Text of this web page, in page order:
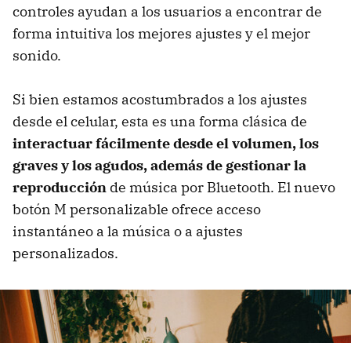
controles ayudan a los usuarios a encontrar de
forma intuitiva los mejores ajustes y el mejor
sonido.
Si bien estamos acostumbrados a los ajustes
desde el celular, esta es una forma clásica de
interactuar fácilmente desde el volumen, los
graves y los agudos, además de gestionar la
reproducción de música por Bluetooth. El nuevo
botón M personalizable ofrece acceso
instantáneo a la música o a ajustes
personalizados.